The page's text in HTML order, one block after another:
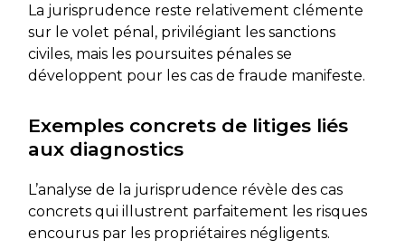
La jurisprudence reste relativement clémente
sur le volet pénal, privilégiant les sanctions
civiles, mais les poursuites pénales se
développent pour les cas de fraude manifeste.
Exemples concrets de litiges liés
aux diagnostics
L’analyse de la jurisprudence révèle des cas
concrets qui illustrent parfaitement les risques
encourus par les propriétaires négligents.